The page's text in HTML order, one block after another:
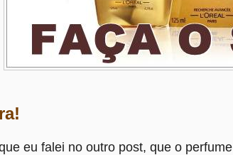
eu falei no outro post, que o perfume